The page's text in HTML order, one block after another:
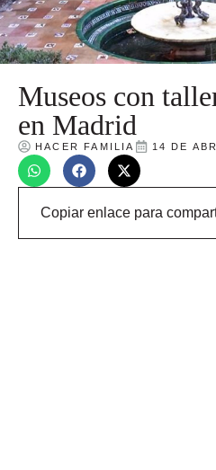
Museos con
en Madrid
HACER FAMILIA 14 DE
Copiar enlace para